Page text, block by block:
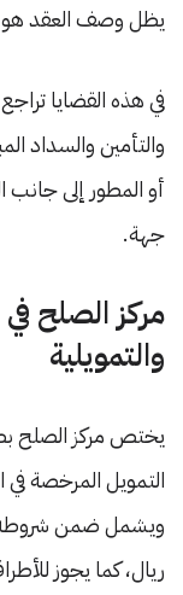
يظل وصف العقد هو
في هذه القضايا
والتأمين والسداد
أو المطور إلى
جهة.
مركز الصلح
والتمويلية
يختص مركز الصلح
التمويل المرخصة
ويشمل ضمن شروطه
ريال، كما يجوز